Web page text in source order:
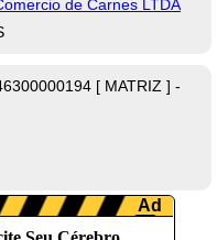
de Carnes LTDA
[ MATRIZ ] -